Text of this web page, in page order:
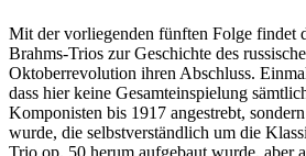
Mit der vorliegenden fünften Folge findet
Brahms-Trios zur Geschichte des
Oktoberrevolution ihren Abschluss.
dass hier keine Gesamteinspielung
Komponisten bis 1917 angestrebt,
wurde, die selbstverständlich um die
Trio op. 50 herum aufgebaut wurde, aber